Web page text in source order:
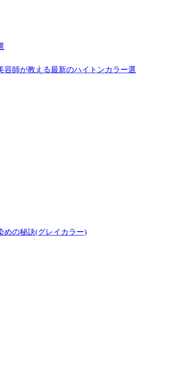
容師が教える最新のハイトンカラー選
めの秘訣(グレイカラー)